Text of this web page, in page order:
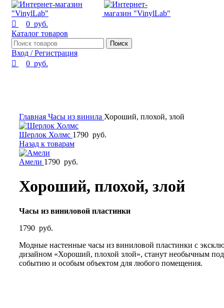
0 руб.
Каталог товаров
Поиск
Вход / Регистрация
0 руб.
Главная Часы из винила Хороший, плохой, злой
Шерлок Холмс 1790 руб.
Назад к товарам
Амели 1790 руб.
Хороший, плохой, злой
Часы из виниловой пластинки
1790 руб.
Модные настенные часы из виниловой пластинки с
дизайном «Хороший, плохой злой», станут необычным
событию и особым объектом для любого помещения.